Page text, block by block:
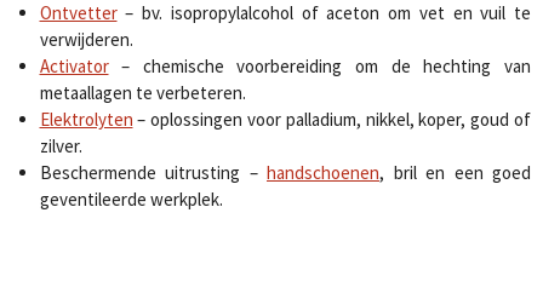
Ontvetter– bv. isopropylalcohol of aceton om vet en vuil te
verwijderen.
Activator– chemische voorbereiding om de hechting van
metaallagen te verbeteren.
Elektrolyten – oplossingen voor palladium, nikkel, koper, goud of
zilver.
Beschermende uitrusting – handschoenen, bril en een goed
geventileerde werkplek.